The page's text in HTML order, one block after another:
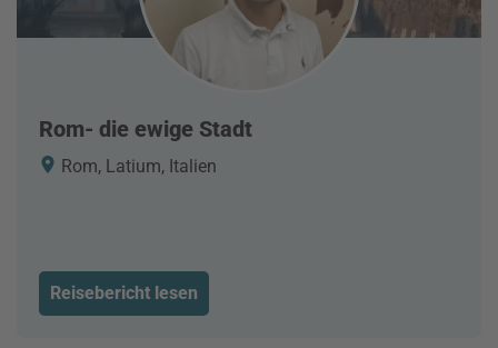
Rom- die ewige Stadt
Rom, Latium, Italien
Reisebericht lesen